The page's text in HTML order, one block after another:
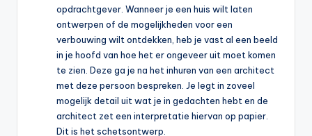
opdrachtgever. Wanneer je een huis wilt laten
ontwerpen of de mogelijkheden voor een
verbouwing wilt ontdekken, heb je vast al een beeld
in je hoofd van hoe het er ongeveer uit moet komen
te zien. Deze ga je na het inhuren van een architect
met deze persoon bespreken. Je legt in zoveel
mogelijk detail uit wat je in gedachten hebt en de
architect zet een interpretatie hiervan op papier.
Dit is het schetsontwerp.